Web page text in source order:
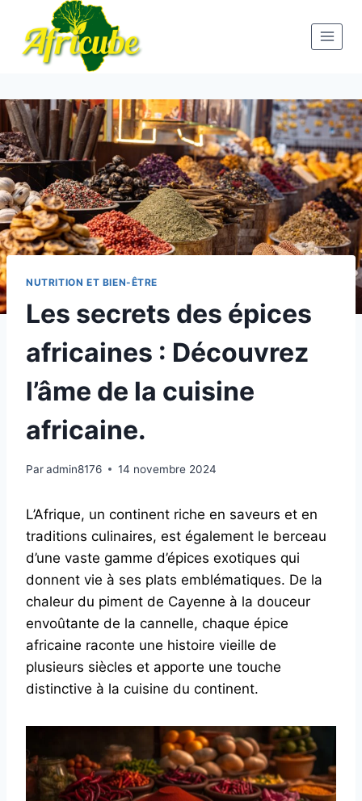
contenu
NUTRITION ET BIEN-ÊTRE
Les secrets des épices
africaines : Découvrez
l’âme de la cuisine
africaine.
Paradmin8176 14 novembre 2024
L’Afrique, un continent riche en saveurs et en
traditions culinaires, est également le berceau
d’une vaste gamme d’épices exotiques qui
donnent vie à ses plats emblématiques. De la
chaleur du piment de Cayenne à la douceur
envoûtante de la cannelle, chaque épice
africaine raconte une histoire vieille de
plusieurs siècles et apporte une touche
distinctive à la cuisine du continent.